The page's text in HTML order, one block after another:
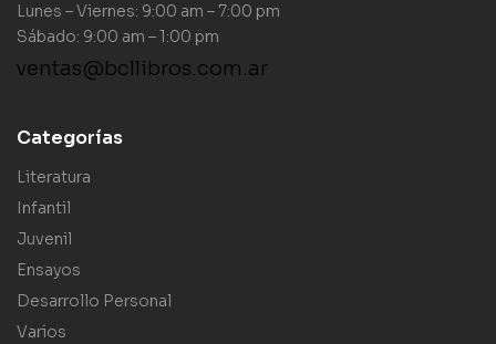
Lunes – Viernes: 9:00 am – 7:00 pm
Sábado: 9:00 am – 1:00 pm
ventas@bcllibros.com.ar
Categorías
Literatura
Infantil
Juvenil
Ensayos
Desarrollo Personal
Varios